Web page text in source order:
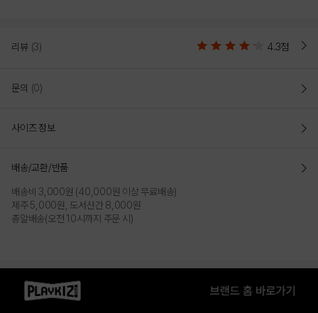
리뷰 (3) 4.3점
문의 (0)
사이즈 정보
배송/교환/반품
배송비 3,000원 (40,000원 이상 무료배송)
제주 5,000원, 도서산간 8,000원
총알배송(오전 10시까지 주문 시)